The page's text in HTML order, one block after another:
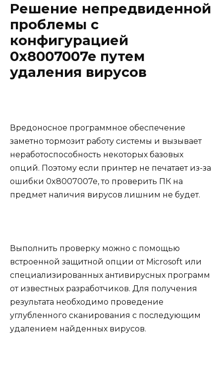
Решение непредвиденной
проблемы с
конфигурацией
0x8007007e путем
удаления вирусов
Вредоносное программное обеспечение
заметно тормозит работу системы и вызывает
неработоспособность некоторых базовых
опций. Поэтому если принтер не печатает из-за
ошибки 0x8007007e, то проверить ПК на
предмет наличия вирусов лишним не будет.
Выполнить проверку можно с помощью
встроенной защитной опции от Microsoft или
специализированных антивирусных программ
от известных разработчиков. Для получения
результата необходимо проведение
углубленного сканирования с последующим
удалением найденных вирусов.